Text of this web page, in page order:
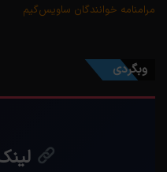
مرامنامه خوانندگان ساویس‌گیم
وبگردی